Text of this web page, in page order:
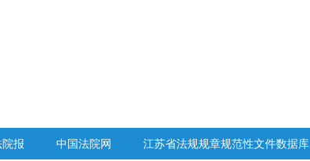
院报 中国法院网 江苏省法规规章规范性文件数据库